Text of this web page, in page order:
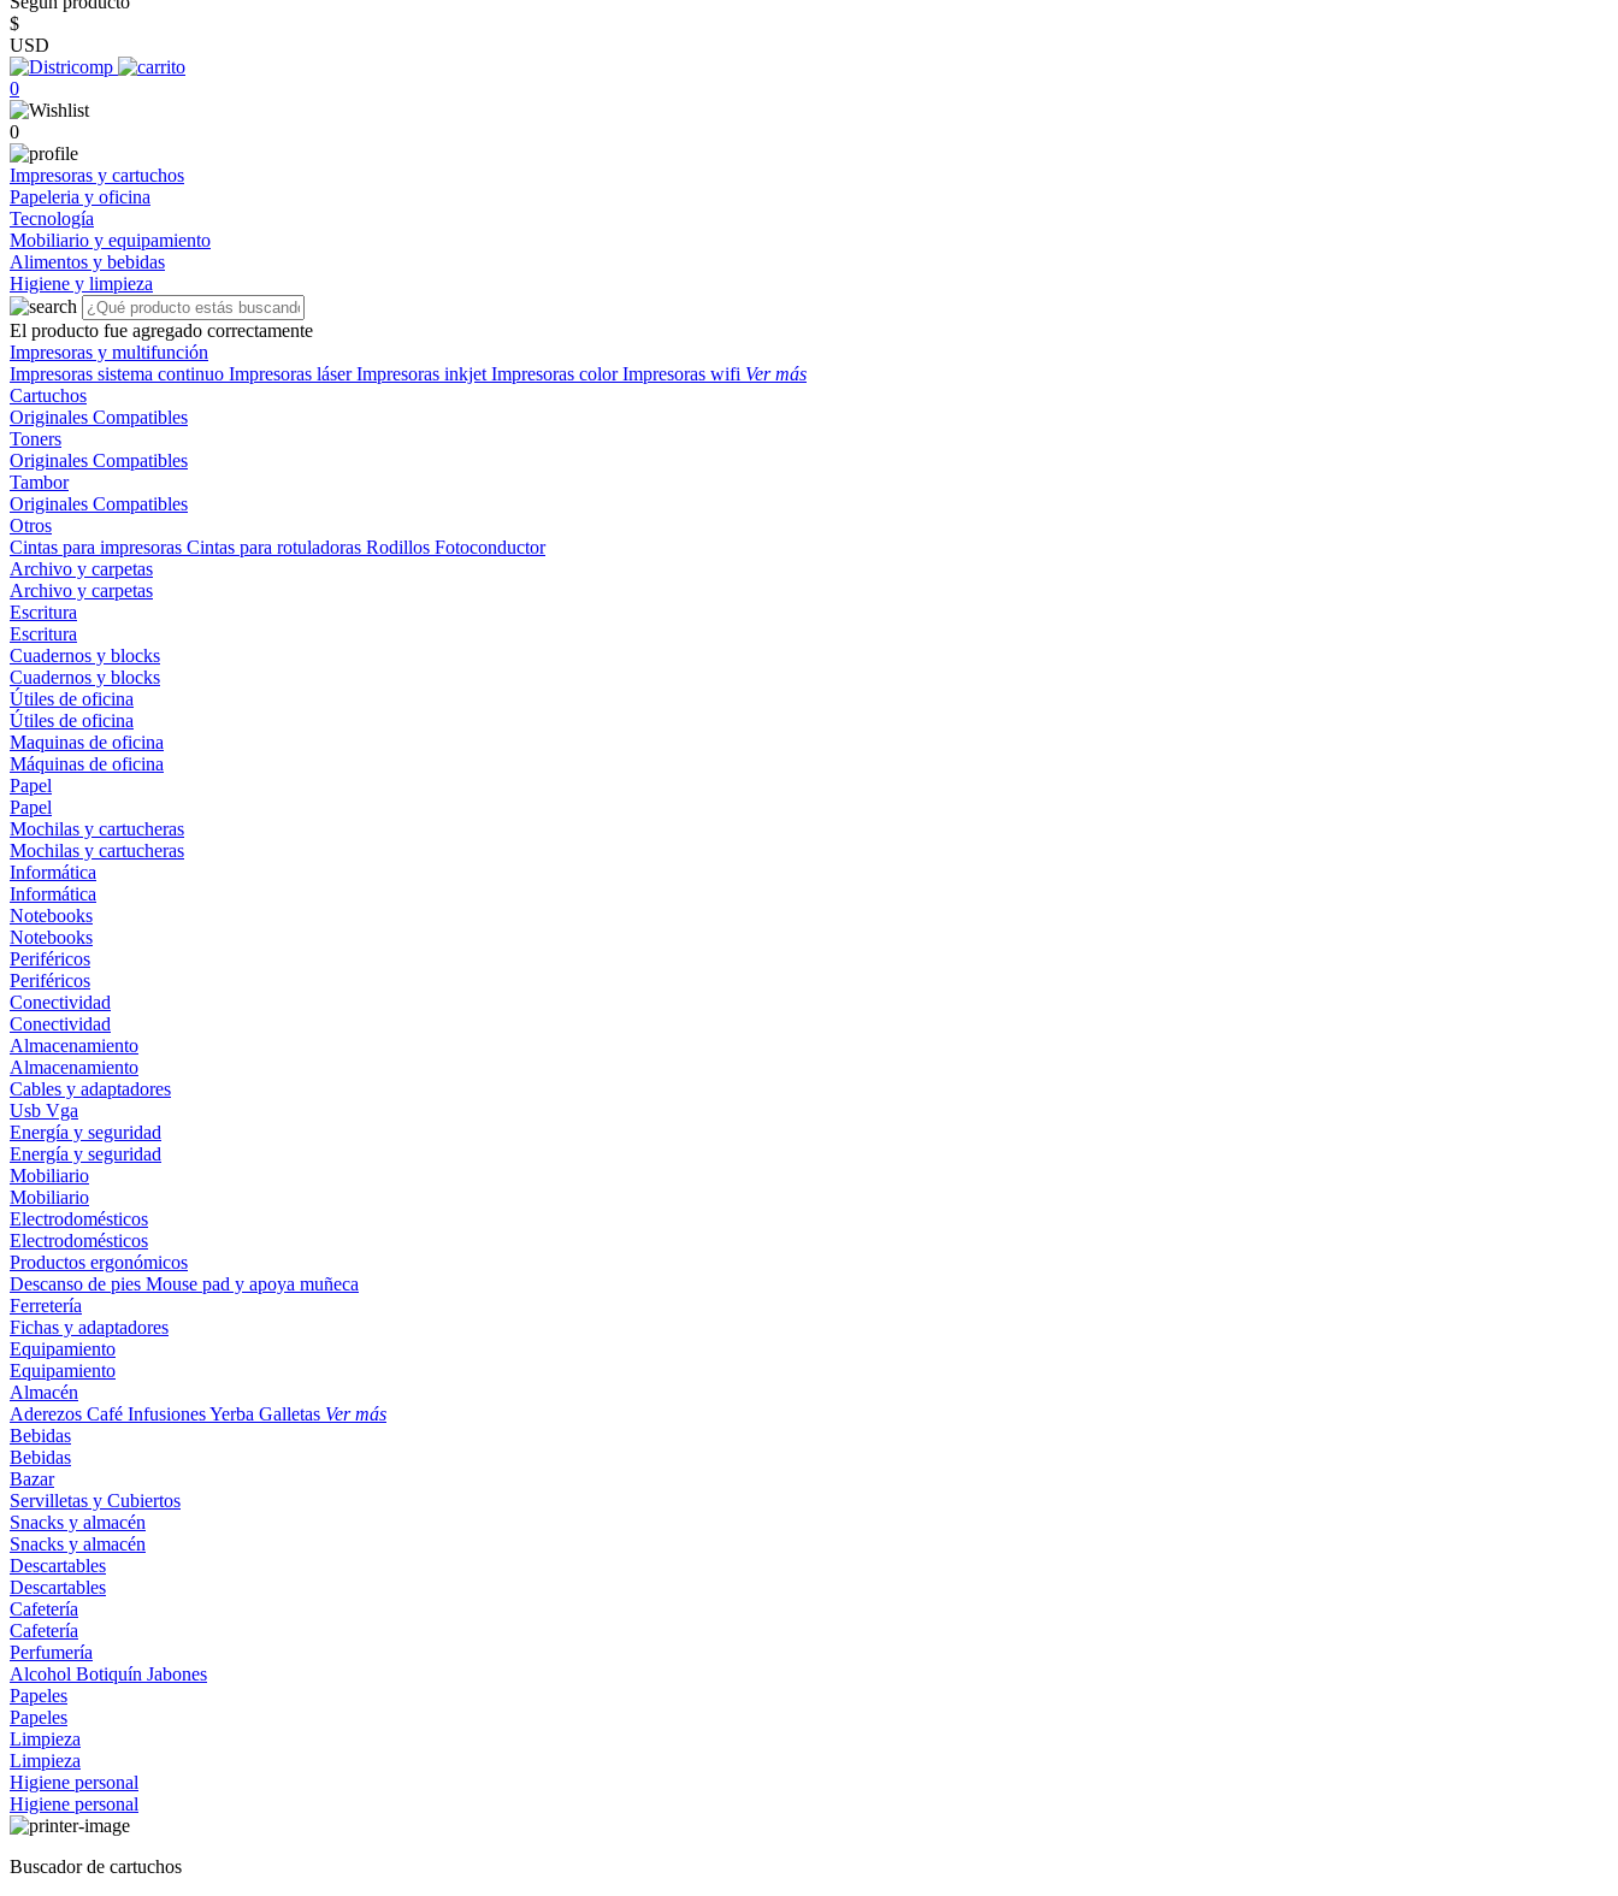
$
USD
0
0
Impresoras y cartuchos
Papeleria y oficina
Tecnología
Mobiliario y equipamiento
Alimentos y bebidas
Higiene y limpieza
El producto fue agregado correctamente
Impresoras y multifunción
Impresoras sistema continuo Impresoras láserImpresoras inkjet Impresoras colorImpresoras wifi Ver más
Cartuchos
Originales Compatibles
Toners
Originales Compatibles
Tambor
Originales Compatibles
Otros
Cintas para impresoras Cintas para rotuladoras Rodillos Fotoconductor
Archivo y carpetas
Archivo y carpetas
Escritura
Escritura
Cuadernos y blocks
Cuadernos y blocks
Útiles de oficina
Útiles de oficina
Maquinas de oficina
Máquinas de oficina
Papel
Papel
Mochilas y cartucheras
Mochilas y cartucheras
Informática
Informática
Notebooks
Notebooks
Periféricos
Periféricos
Conectividad
Conectividad
Almacenamiento
Almacenamiento
Cables y adaptadores
Usb Vga
Energía y seguridad
Energía y seguridad
Mobiliario
Mobiliario
Electrodomésticos
Electrodomésticos
Productos ergonómicos
Descanso de pies Mouse pad y apoya muñeca
Ferretería
Fichas y adaptadores
Equipamiento
Equipamiento
Almacén
Aderezos Café InfusionesYerba Galletas Ver más
Bebidas
Bebidas
Bazar
Servilletas y Cubiertos
Snacks y almacén
Snacks y almacén
Descartables
Descartables
Cafetería
Cafetería
Perfumería
Alcohol Botiquín Jabones
Papeles
Papeles
Limpieza
Limpieza
Higiene personal
Higiene personal
Buscador de cartuchos